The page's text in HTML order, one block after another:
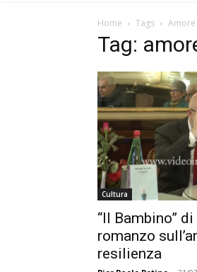
Home Tags Amore
Tag:
Cultura
“Il Bambino”
romanzo
resilienza